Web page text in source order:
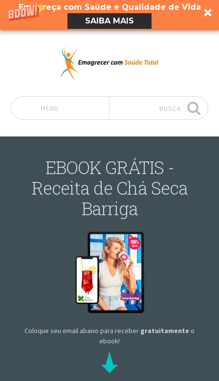
Emagreça com Saúde e Qualidade de Vida
SAIBA MAIS
MENU BUSCA
EBOOK GRÁTIS -
Receita de Chá Seca
Barriga
Coloque seu email abaixo para receber gratuitamente o
ebook!